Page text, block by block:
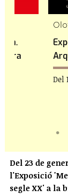
Del
Del 23 de
l'Exposició
segle XX' a la